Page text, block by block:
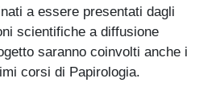
a essere presentati dagli
scientifiche a diffusione
saranno coinvolti anche i
corsi di Papirologia.